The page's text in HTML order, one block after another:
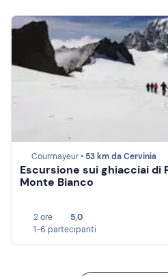
Courmayeur • 53 km da Cervinia
Escursione sui ghiacciai di
Monte Bianco
2 ore
5,0
1-6 partecipanti